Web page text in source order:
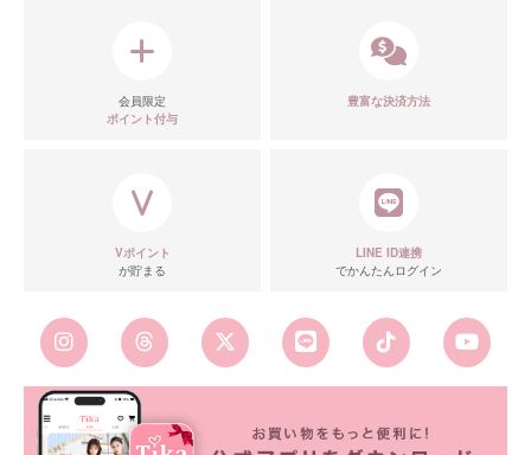
会員限定
ポイント付与
豊富な決済方法
Vポイント
が貯まる
LINE ID連携
でかんたんログイン